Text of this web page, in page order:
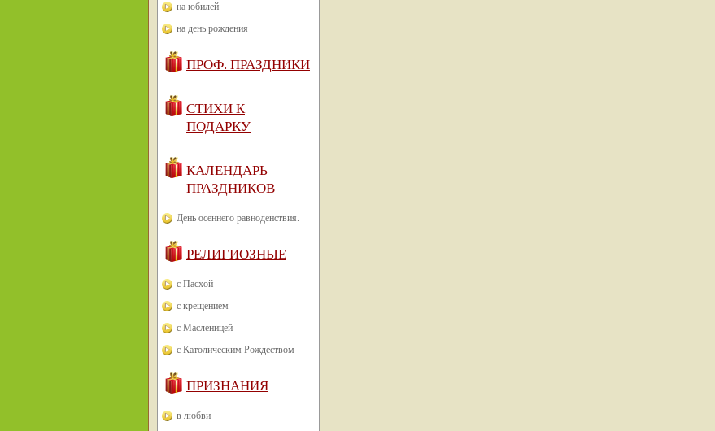
на юбилей
на день рождения
ПРОФ. ПРАЗДНИКИ
СТИХИ К
ПОДАРКУ
КАЛЕНДАРЬ
ПРАЗДНИКОВ
День осеннего равноденствия.
РЕЛИГИОЗНЫЕ
с Пасхой
с крещением
с Масленицей
с Католическим Рождеством
ПРИЗНАНИЯ
в любви